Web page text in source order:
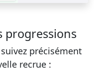
progressions
précisément
recrue :